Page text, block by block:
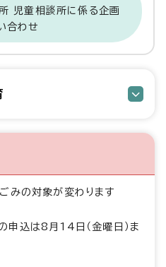
児童相談所に係る企画
合わせ
みの対象が変わります
申込は8月14日（金曜日）ま